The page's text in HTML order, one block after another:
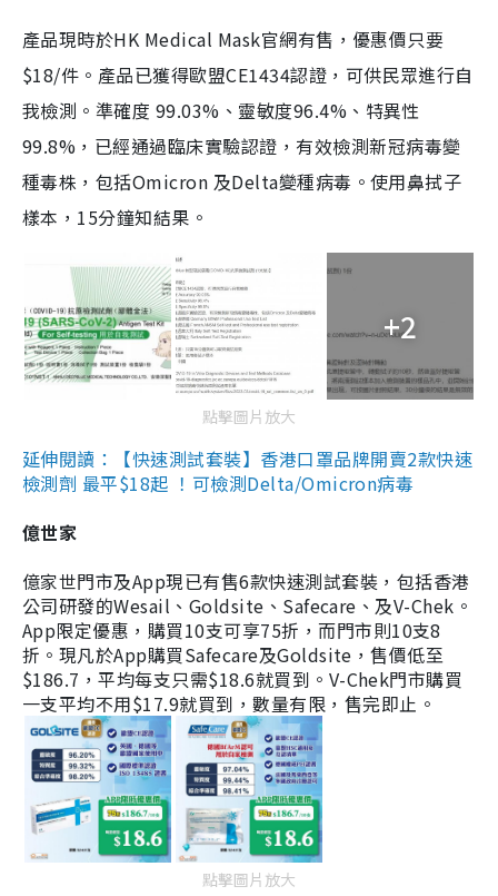
產品現時於HK Medical Mask官網有售，優惠價只要
$18/件。產品已獲得歐盟CE1434認證，可供民眾進行自
我檢測。準確度 99.03%、靈敏度96.4%、特異性
99.8%，已經通過臨床實驗認證，有效檢測新冠病毒變
種毒株，包括Omicron 及Delta變種病毒。使用鼻拭子
樣本，15分鐘知結果。
+2
點擊圖片放大
延伸閱讀：【快速測試套裝】香港口罩品牌開賣2款快速
檢測劑 最平$18起 ！可檢測Delta/Omicron病毒
億世家
億家世門市及App現已有售6款快速測試套裝，包括香港
公司研發的Wesail、Goldsite、Safecare、及V-Chek。
App限定優惠，購買10支可享75折，而門市則10支8
折。現凡於App購買Safecare及Goldsite，售價低至
$186.7，平均每支只需$18.6就買到。V-Chek門市購買
一支平均不用$17.9就買到，數量有限，售完即止。
點擊圖片放大